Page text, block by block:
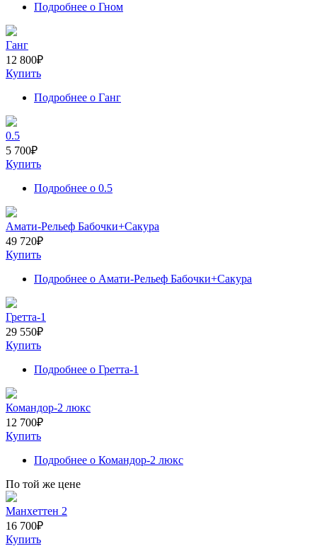
Подробнее о Гном
Ганг
12 800₽
Купить
Подробнее о Ганг
0.5
5 700₽
Купить
Подробнее о 0.5
Амати-Рельеф Бабочки+Сакура
49 720₽
Купить
Подробнее о Амати-Рельеф Бабочки+Сакура
Гретта-1
29 550₽
Купить
Подробнее о Гретта-1
Командор-2 люкс
12 700₽
Купить
Подробнее о Командор-2 люкс
По той же цене
Манхеттен 2
16 700₽
Купить